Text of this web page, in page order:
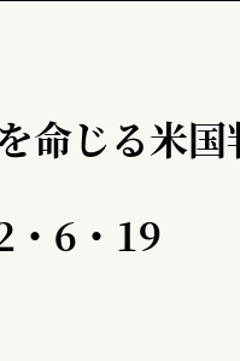
命じる米
・6・19